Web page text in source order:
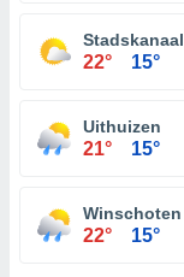
Stadskanaal
22° 15°
Uithuizen
21° 15°
Winschoten
22° 15°